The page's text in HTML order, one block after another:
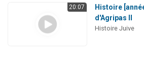
20:07
Histoire
d'Agripas II
Histoire Juive